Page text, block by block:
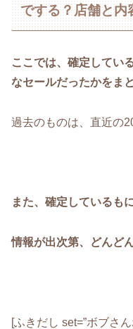
でする？店舗と内
ここでは、確定してい
なセールだったかをま
過去のものは、直近の
また、確定しているも
情報が出次第、どんど
[ふきだし set=”ボブさ